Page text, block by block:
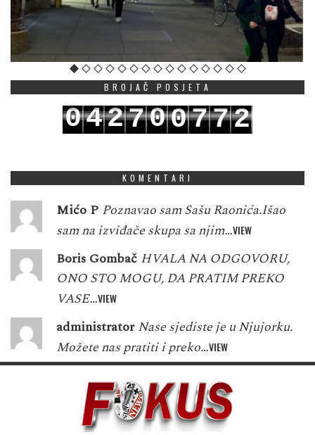
BROJAČ POSJETA
042700772
KOMENTARI
Mićo P Poznavao sam Sašu Raonića.Išao
sam na izviđače skupa sa njim…VIEW
Boris Gombač HVALA NA ODGOVORU,
ONO STO MOGU, DA PRATIM PREKO
VASE…VIEW
administrator Nase sjediste je u Njujorku.
Možete nas pratiti i preko…VIEW